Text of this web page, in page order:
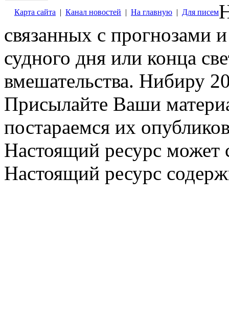
Карта сайта | Канал новостей | На главную | Для писем
связанных с прогнозами
судного дня или конца
вмешательства. Нибиру
Присылайте Ваши
постараемся их
Настоящий ресурс может
Настоящий ресурс